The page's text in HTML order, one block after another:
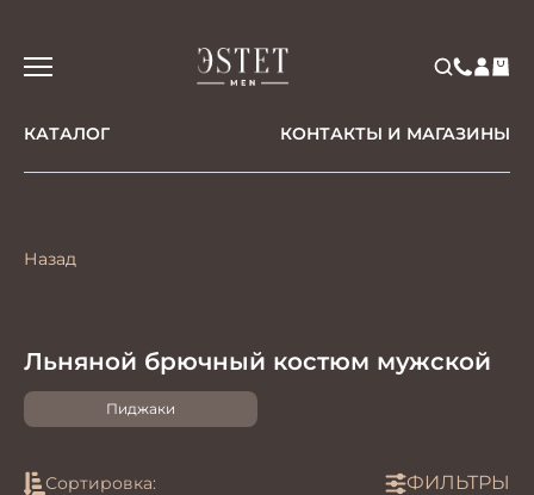
КАТАЛОГ КОНТАКТЫ И МАГАЗИНЫ
Назад
Льняной брючный костюм мужской
Пиджаки
Сортировка: ФИЛЬТРЫ